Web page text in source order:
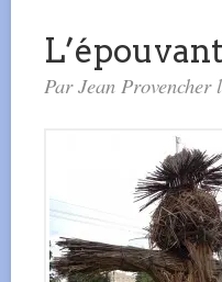
Par Jean Provencher